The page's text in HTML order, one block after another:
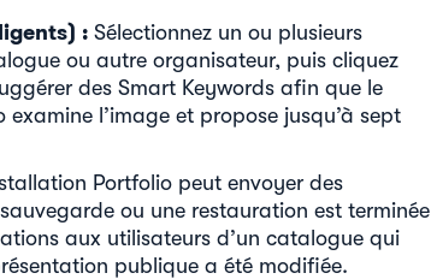
: Sélectionnez un ou plusieurs
ou autre organisateur, puis cliquez
des Smart Keywords afin que le
l’image et propose jusqu’à sept
Portfolio peut envoyer des
ou une restauration est terminée
aux utilisateurs d’un catalogue qui
publique a été modifiée.